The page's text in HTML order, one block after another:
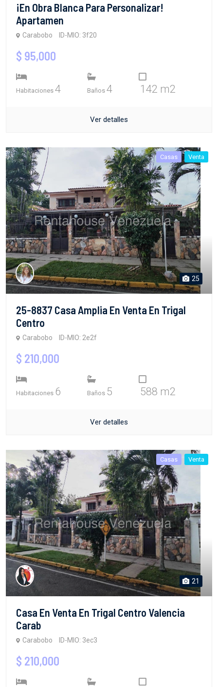
¡En Obra Blanca Para Personalizar!
Apartamen
Carabobo ID-MIO: 3f20
$ 95,000
Habitaciones 4 Baños 4 142 m2
Ver detalles
Casas Venta
25
25-8837 Casa Amplia En Venta En Trigal
Centro
Carabobo ID-MIO: 2e2f
$ 210,000
Habitaciones 6 Baños 5 588 m2
Ver detalles
Casas Venta
21
Casa En Venta En Trigal Centro Valencia
Carab
Carabobo ID-MIO: 3ec3
$ 210,000